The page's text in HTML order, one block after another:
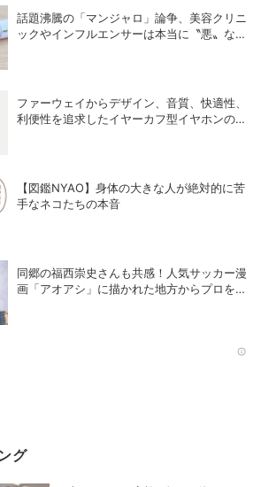
話題沸騰の「マンジャロ」論争、美容クリニ
ックやインフルエンサーは本当に〝悪〟なの
ファーウェイからデザイン、音質、快適性、
利便性を追求したイヤーカフ型イヤホンのフ
【図鑑NYAO】身体の大きな人が絶対的に苦
手なネコたちの本音
同郷の福西崇史さんも共感！人気サッカー漫
画「アオアシ」に描かれた地方からプロを目
グ